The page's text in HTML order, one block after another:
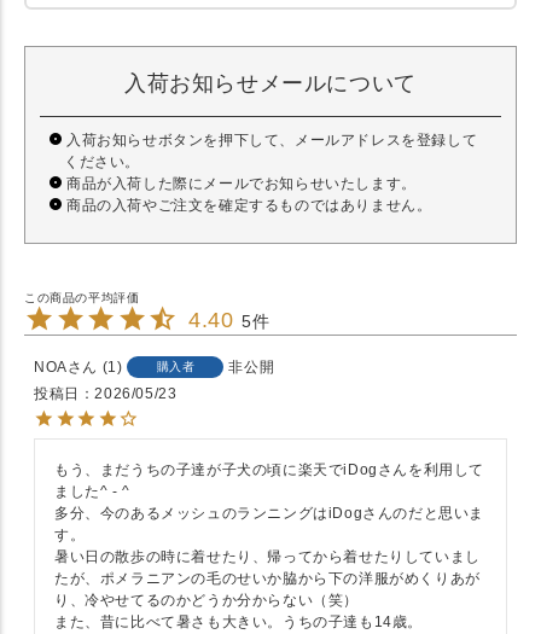
入荷お知らせメールについて
入荷お知らせボタンを押下して、メールアドレスを登録して
ください。
商品が入荷した際にメールでお知らせいたします。
商品の入荷やご注文を確定するものではありません。
4.40 5
NOA 1 購入者
非公開
投稿日
2026/05/23
もう、まだうちの子達が子犬の頃に楽天でiDogさんを利用して
ました^ - ^
多分、今のあるメッシュのランニングはiDogさんのだと思いま
す。
暑い日の散歩の時に着せたり、帰ってから着せたりしていまし
たが、ポメラニアンの毛のせいか脇から下の洋服がめくりあが
り、冷やせてるのかどうか分からない（笑）
また、昔に比べて暑さも大きい。うちの子達も14歳。